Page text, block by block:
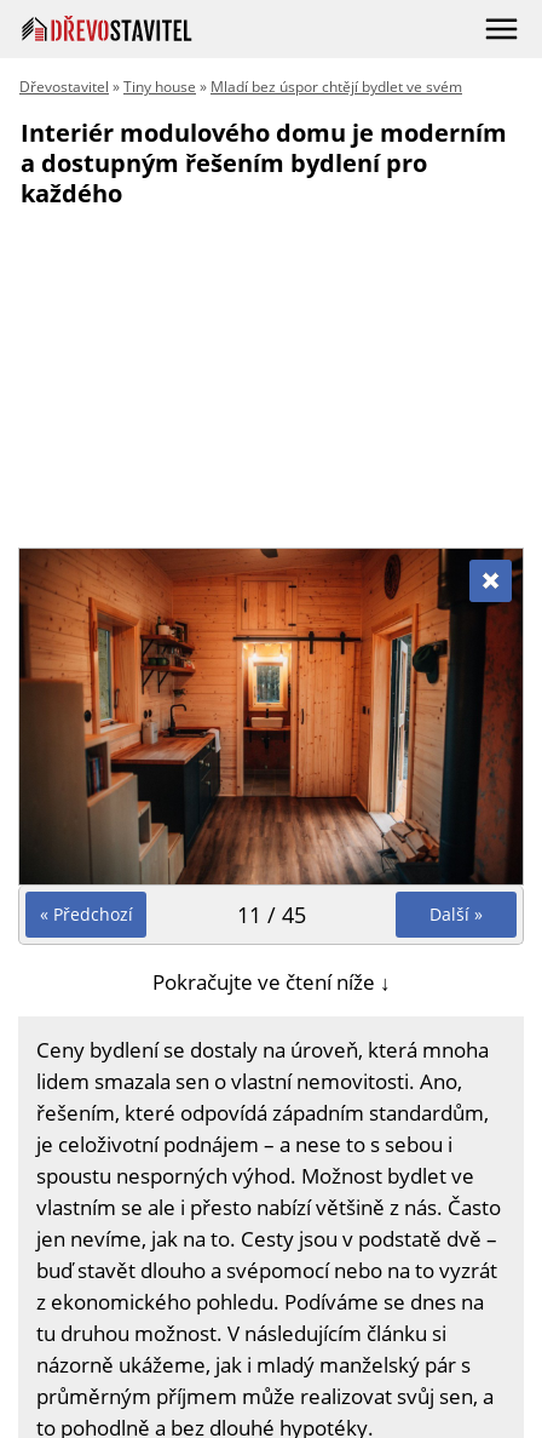
Dřevostavitel »Tiny house » Mladí bez úspor chtějí bydlet ve svém
Interiér modulového domu je moderním
a dostupným řešením bydlení pro
každého
« Předchozí Další »
11 / 45
Pokračujte ve čtení níže ↓
Ceny bydlení se dostaly na úroveň, která mnoha
lidem smazala sen o vlastní nemovitosti. Ano,
řešením, které odpovídá západním standardům,
je celoživotní podnájem – a nese to s sebou i
spoustu nesporných výhod. Možnost bydlet ve
vlastním se ale i přesto nabízí většině z nás. Často
jen nevíme, jak na to. Cesty jsou v podstatě dvě –
buď stavět dlouho a svépomocí nebo na to vyzrát
z ekonomického pohledu. Podíváme se dnes na
tu druhou možnost. V následujícím článku si
názorně ukážeme, jak i mladý manželský pár s
průměrným příjmem může realizovat svůj sen, a
to pohodlně a bez dlouhé hypotéky.